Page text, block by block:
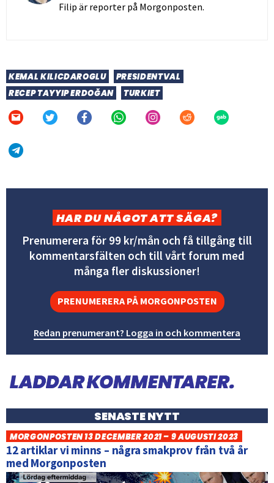
Filip är reporter på Morgonposten.
KEMAL KILICDAROGLU
PRESIDENTVAL
RECEP TAYYIP ERDOĞAN
TURKIET
HAR DU NÅGOT ATT SÄGA?
Prenumerera för 99 kr/mån och få tillgång till
kommentarsfälten och till vårt forum med
många fler diskussioner!
PRENUMERERA PÅ MORGONPOSTEN
Redan prenumerant? Logga in och kommentera
SENASTE NYTT
MORGONPOSTEN 13 DECEMBER 2021 – 9 AUGUSTI 2023
12 artiklar vi minns – några smakprov från två år
med Morgonposten